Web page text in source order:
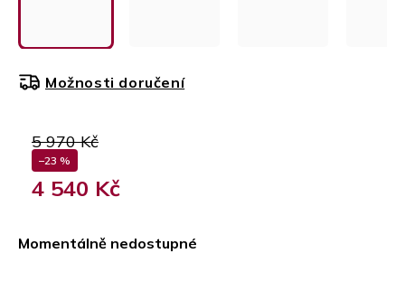
5 970 Kč
–23 %
4 540 Kč
Momentálně nedostupné
Možnosti doručení